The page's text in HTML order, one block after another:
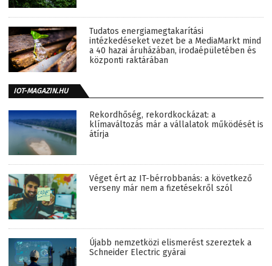
Tudatos energiamegtakarítási
intézkedéseket vezet be a MediaMarkt mind
a 40 hazai áruházában, irodaépületében és
központi raktárában
IOT-MAGAZIN.HU
Rekordhőség, rekordkockázat: a
klímaváltozás már a vállalatok működését is
átírja
Véget ért az IT-bérrobbanás: a következő
verseny már nem a fizetésekről szól
Újabb nemzetközi elismerést szereztek a
Schneider Electric gyárai